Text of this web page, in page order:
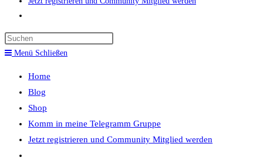
umschalten
panel.
Menü Schließen
Home
Blog
Shop
Komm in meine Telegramm Gruppe
Jetzt registrieren und Community Mitglied werden